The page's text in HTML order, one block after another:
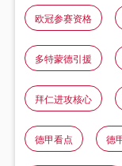
欧冠参赛资格
多特蒙德引援
拜仁进攻核心
德甲看点 德